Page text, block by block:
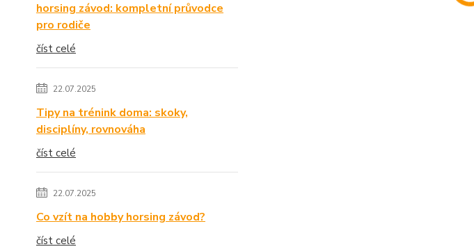
horsing závod: kompletní průvodce
pro rodiče
číst celé
22.07.2025
Tipy na trénink doma: skoky,
disciplíny, rovnováha
číst celé
22.07.2025
Co vzít na hobby horsing závod?
číst celé